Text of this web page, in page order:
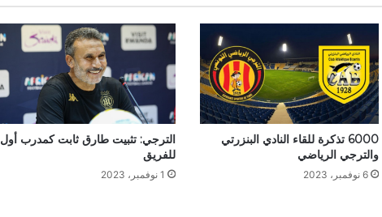
6000 تذكرة للقاء النادي البنزرتي
والترجي الرياضي
6 نوفمبر، 2023
الترجي: تثبيت طارق ثابت كمدرب أول
للفريق
1 نوفمبر، 2023